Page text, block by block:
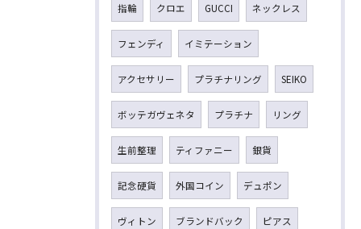
指輪 クロエ GUCCI ネックレス
フェンディ イミテーション
アクセサリー プラチナリング SEIKO
ボッテガヴェネタ プラチナ リング
生前整理 ティファニー 銀貨
記念硬貨 外国コイン デュポン
ヴィトン ブランドバック ピアス